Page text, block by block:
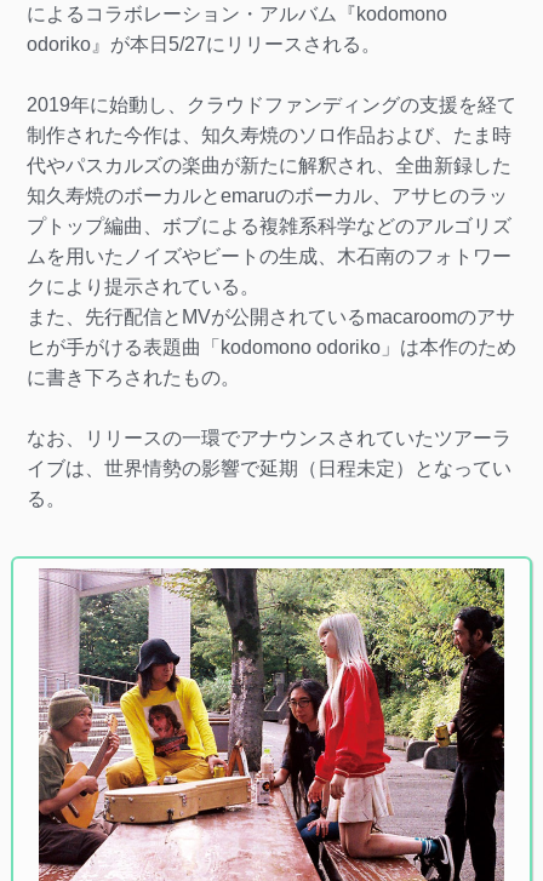
によるコラボレーション・アルバム『kodomono
odoriko』が本日5/27にリリースされる。
2019年に始動し、クラウドファンディングの支援を経て
制作された今作は、知久寿焼のソロ作品および、たま時
代やパスカルズの楽曲が新たに解釈され、全曲新録した
知久寿焼のボーカルとemaruのボーカル、アサヒのラッ
プトップ編曲、ボブによる複雑系科学などのアルゴリズ
ムを用いたノイズやビートの生成、木石南のフォトワー
クにより提示されている。
また、先行配信とMVが公開されているmacaroomのアサ
ヒが手がける表題曲「kodomono odoriko」は本作のため
に書き下ろされたもの。
なお、リリースの一環でアナウンスされていたツアーラ
イブは、世界情勢の影響で延期（日程未定）となってい
る。